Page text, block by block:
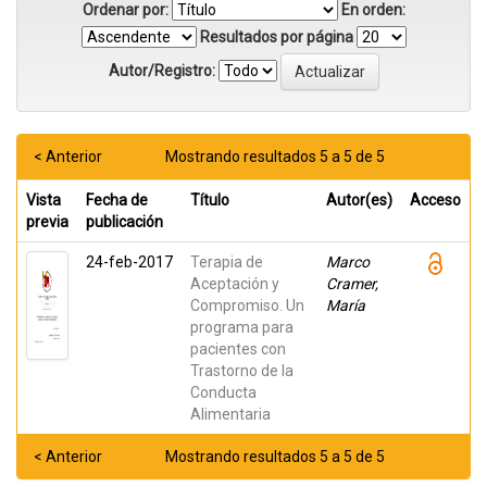
Ordenar por:
En orden:
Resultados por página
Autor/Registro:
Mostrando resultados 5 a 5 de 5
< Anterior
Vista
previa
Fecha de
publicación
Título Autor(es) Acceso
24-feb-2017
Terapia de
Aceptación y
Compromiso. Un
programa para
pacientes con
Trastorno de la
Conducta
Alimentaria
Marco
Cramer,
María
Mostrando resultados 5 a 5 de 5
< Anterior